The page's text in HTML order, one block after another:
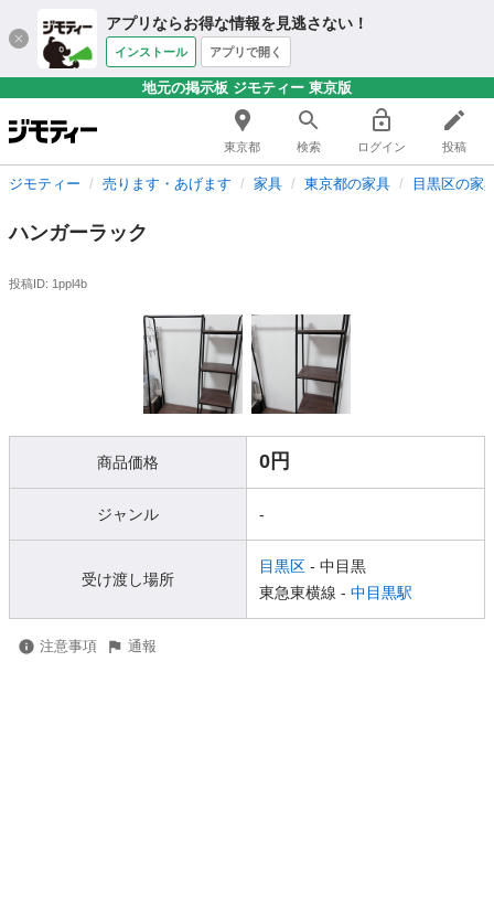
アプリならお得な情報を見逃さない！
インストール アプリで開く
地元の掲示板 ジモティー 東京版
東京都 検索 ログイン 投稿
ジモティー 売ります・あげます 家具 東京都の家具 目黒区の家
ハンガーラック
投稿ID: 1ppl4b
商品価格 0円
ジャンル -
受け渡し場所
目黒区 - 中目黒
東急東横線 - 中目黒駅
注意事項 通報